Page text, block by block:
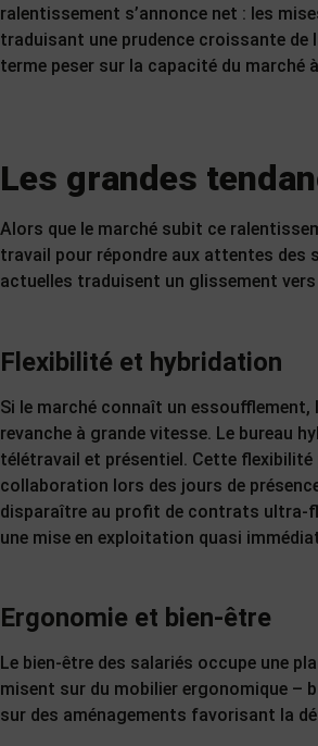
ralentissement s’annonce net : les
traduisant une prudence croissante
terme peser sur la capacité du marché
Les grandes
Alors que le marché subit ce
travail pour répondre aux attentes des
actuelles traduisent un glissement
Flexibilité et hybridation
Si le marché connaît un essoufflement,
revanche à grande vitesse. Le bureau
télétravail et présentiel. Cette
collaboration lors des jours de
disparaître au profit de contrats ultra-
une mise en exploitation quasi
Ergonomie et bien-être
Le bien-être des salariés occupe une
misent sur du mobilier ergonomique –
sur des aménagements favorisant la